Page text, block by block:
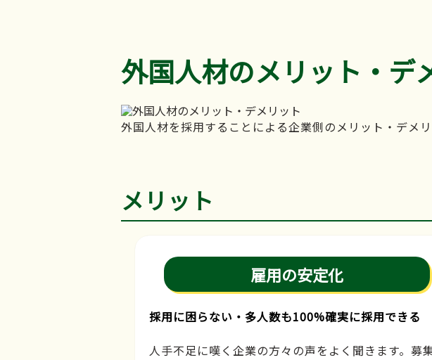
外国人材のメリット・デ
外国人材を採用することによる企業側のメリット・デメリ
メリット
雇用の安定化
採用に困らない・多人数も100%確実に採用できる
人手不足に嘆く企業の方々の声をよく聞きます。募